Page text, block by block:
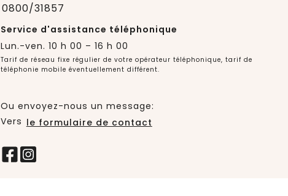
0800/31857
Service d'assistance téléphonique
Lun.-ven. 10 h 00 – 16 h 00
Tarif de réseau fixe régulier de votre opérateur téléphonique, tarif de
téléphonie mobile éventuellement différent.
Ou envoyez-nous un message:
Vers le formulaire de contact